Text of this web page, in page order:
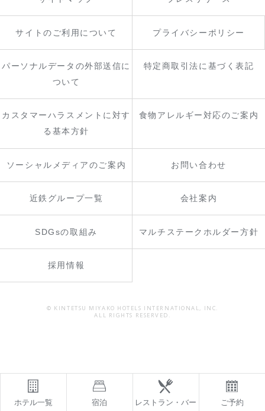
サイトのご利用について プライバシーポリシー
パーソナルデータの外部送信に
ついて
特定商取引法に基づく表記
カスタマーハラスメントに対す
る基本方針
食物アレルギー対応のご案内
ソーシャルメディアのご案内 お問い合わせ
近鉄グループ一覧 会社案内
SDGsの取組み マルチステークホルダー方針
採用情報
© KINTETSU MIYAKO HOTELS INTERNATIONAL, INC.
ALL RIGHTS RESERVED.
ホテル一覧 宿泊 レストラン・バー ご予約